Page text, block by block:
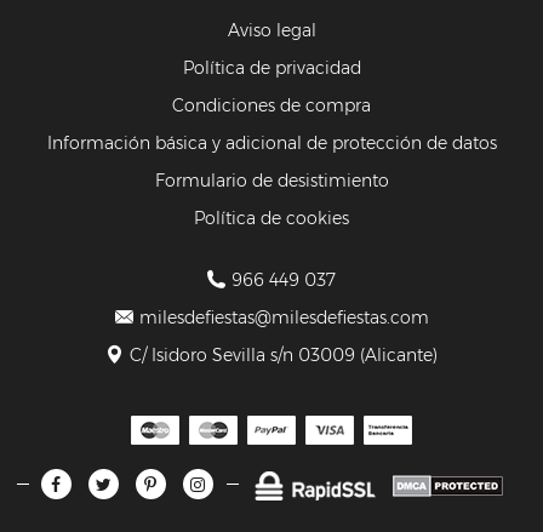
Aviso legal
Política de privacidad
Condiciones de compra
Información básica y adicional de protección de datos
Formulario de desistimiento
Política de cookies
966 449 037
milesdefiestas@milesdefiestas.com
C/ Isidoro Sevilla s/n 03009 (Alicante)